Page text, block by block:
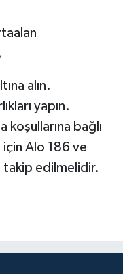
alın.
yapın.
koşullarına bağlı
Alo 186 ve
takip edilmelidir.